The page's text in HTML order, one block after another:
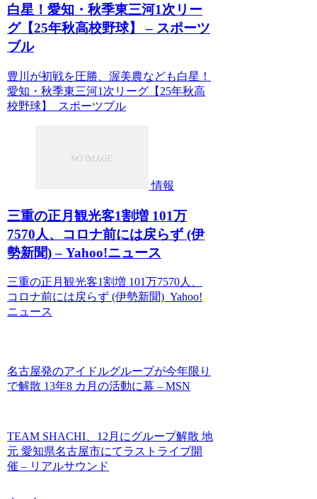
白星！愛知・秋季東三河1次リー
グ【25年秋高校野球】 – スポーツ
ブル
豊川が初戦を圧勝、渥美農なども白星！
愛知・秋季東三河1次リーグ【25年秋高
校野球】 スポーツブル
情報
三重の正月観光客1割増 101万
7570人、コロナ前には戻らず (伊
勢新聞) – Yahoo!ニュース
三重の正月観光客1割増 101万7570人、
コロナ前には戻らず (伊勢新聞) Yahoo!
ニュース
名古屋発のアイドルグループが今年限り
で解散 13年8 カ月の活動に幕 – MSN
TEAM SHACHI、12月にグループ解散 地
元 愛知県名古屋市にてラストライブ開
催 – リアルサウンド